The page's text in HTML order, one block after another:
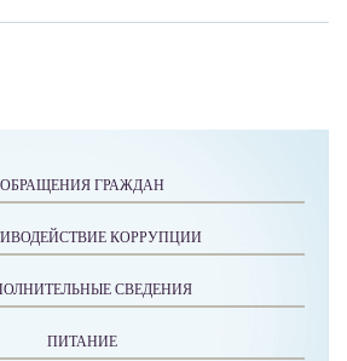
ОБРАЩЕНИЯ ГРАЖДАН
КОРРУПЦИИ
СВЕДЕНИЯ
ПИТАНИЕ